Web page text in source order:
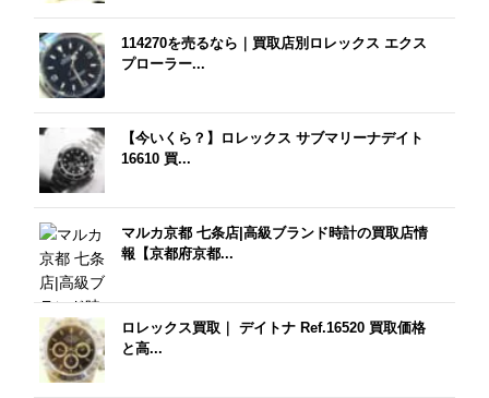
114270を売るなら｜買取店別ロレックス エクス
プローラー...
【今いくら？】ロレックス サブマリーナデイト
16610 買...
マルカ京都 七条店|高級ブランド時計の買取店情
報【京都府京都...
ロレックス買取｜ デイトナ Ref.16520 買取価格
と高...